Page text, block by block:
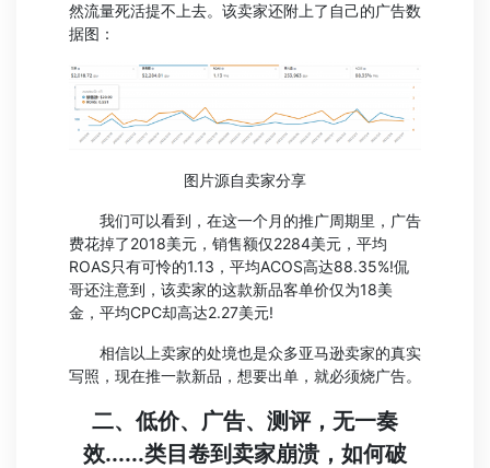
然流量死活提不上去。该卖家还附上了自己的广告数
据图：
图片源自卖家分享
我们可以看到，在这一个月的推广周期里，广告
费花掉了2018美元，销售额仅2284美元，平均
ROAS只有可怜的1.13，平均ACOS高达88.35%!侃
哥还注意到，该卖家的这款新品客单价仅为18美
金，平均CPC却高达2.27美元!
相信以上卖家的处境也是众多亚马逊卖家的真实
写照，现在推一款新品，想要出单，就必须烧广告。
二、低价、广告、测评，无一奏
效......类目卷到卖家崩溃，如何破